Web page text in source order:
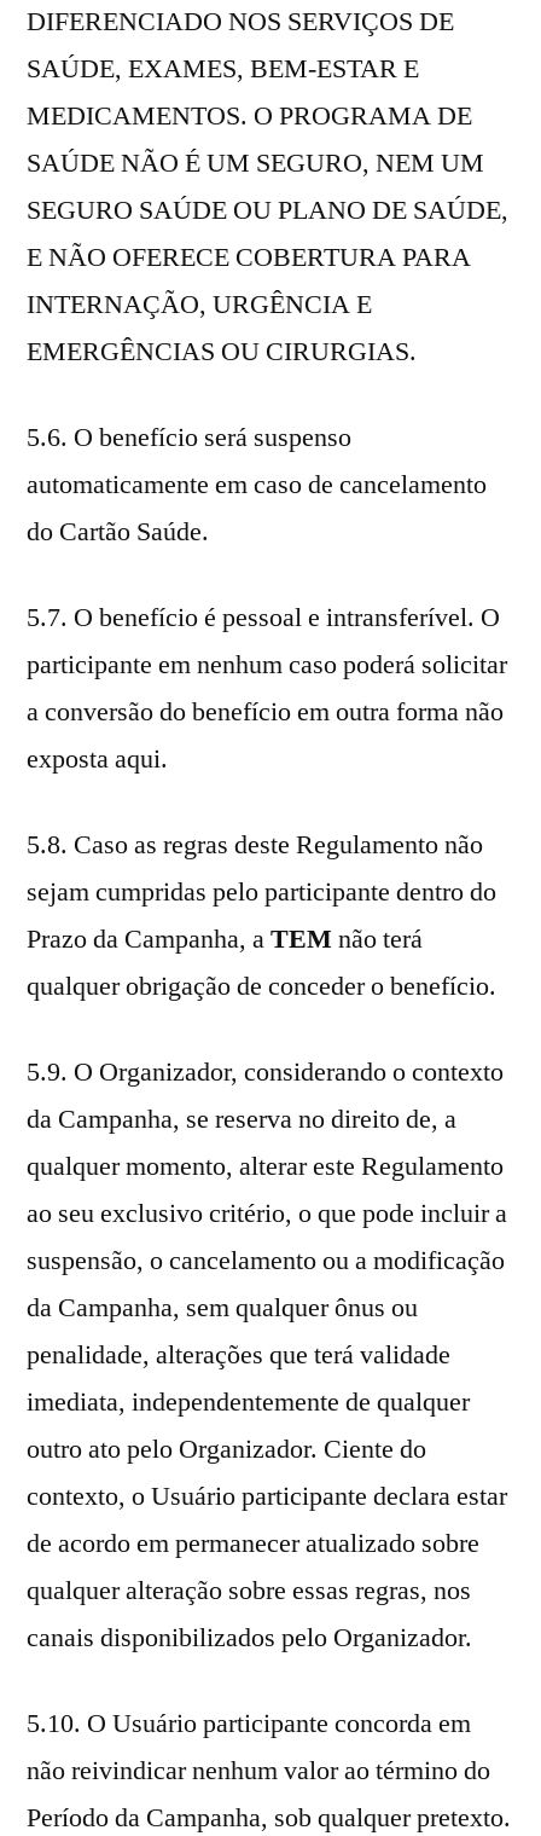
DIFERENCIADO NOS SERVIÇOS DE
SAÚDE, EXAMES, BEM-ESTAR E
MEDICAMENTOS. O PROGRAMA DE
SAÚDE NÃO É UM SEGURO, NEM UM
SEGURO SAÚDE OU PLANO DE SAÚDE,
E NÃO OFERECE COBERTURA PARA
INTERNAÇÃO, URGÊNCIA E
EMERGÊNCIAS OU CIRURGIAS.
5.6. O benefício será suspenso
automaticamente em caso de cancelamento
do Cartão Saúde.
5.7. O benefício é pessoal e intransferível. O
participante em nenhum caso poderá solicitar
a conversão do benefício em outra forma não
exposta aqui.
5.8. Caso as regras deste Regulamento não
sejam cumpridas pelo participante dentro do
Prazo da Campanha, aTEMnão terá
qualquer obrigação de conceder o benefício.
5.9. O Organizador, considerando o contexto
da Campanha, se reserva no direito de, a
qualquer momento, alterar este Regulamento
ao seu exclusivo critério, o que pode incluir a
suspensão, o cancelamento ou a modificação
da Campanha, sem qualquer ônus ou
penalidade, alterações que terá validade
imediata, independentemente de qualquer
outro ato pelo Organizador. Ciente do
contexto, o Usuário participante declara estar
de acordo em permanecer atualizado sobre
qualquer alteração sobre essas regras, nos
canais disponibilizados pelo Organizador.
5.10. O Usuário participante concorda em
não reivindicar nenhum valor ao término do
Período da Campanha, sob qualquer pretexto.